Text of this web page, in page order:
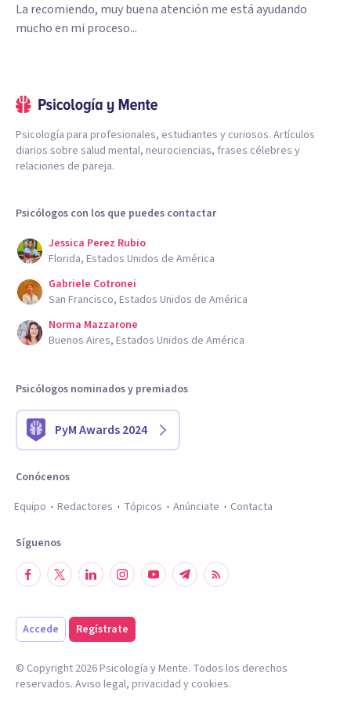
La recomiendo, muy buena atención me está ayudando
mucho en mi proceso...
Psicología para profesionales, estudiantes y curiosos. Artículos
diarios sobre salud mental, neurociencias, frases célebres y
relaciones de pareja.
Psicólogos con los que puedes contactar
Jessica Perez Rubio
Florida, Estados Unidos de América
Gabriele Cotronei
San Francisco, Estados Unidos de América
Norma Mazzarone
Buenos Aires, Estados Unidos de América
Psicólogos nominados y premiados
PyM Awards 2024
Conócenos
Equipo
Redactores Tópicos Anúnciate Contacta
Síguenos
Accede Regístrate
© Copyright 2026Psicología y Mente. Todos los derechos
reservados. Aviso legal, privacidad y cookies.